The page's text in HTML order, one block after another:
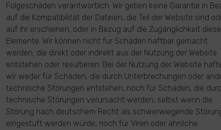
Folgeschäden verantwortlich. Wir geben keine Garantie in
auf die Kompatibilität der Dateien, die Teil der Website sind
auf ihr erscheinen, oder in Bezug auf die Zugänglichkeit
Elemente. Wir können nicht für Schäden haftbar gemacht
werden, die direkt oder indirekt aus der Nutzung der Website
entstehen oder resultieren. Bei der Nutzung der Website
wir weder für Schäden, die durch Unterbrechungen oder
technische Störungen entstehen, noch für Schäden, die
technische Störungen verursacht werden, selbst wenn die
Störung nach deutschem Recht als schwerwiegende
eingestuft werden würde, noch für Viren oder ähnliche